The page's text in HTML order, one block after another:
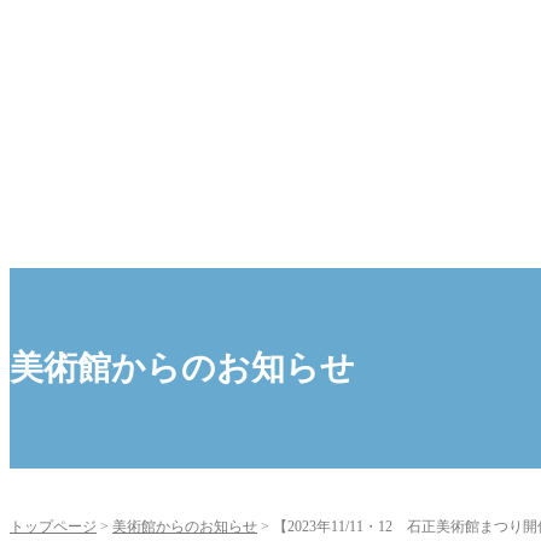
美術館からのお知らせ
トップページ > 美術館からのお知らせ > 【2023年11/11・12 石正美術館まつり